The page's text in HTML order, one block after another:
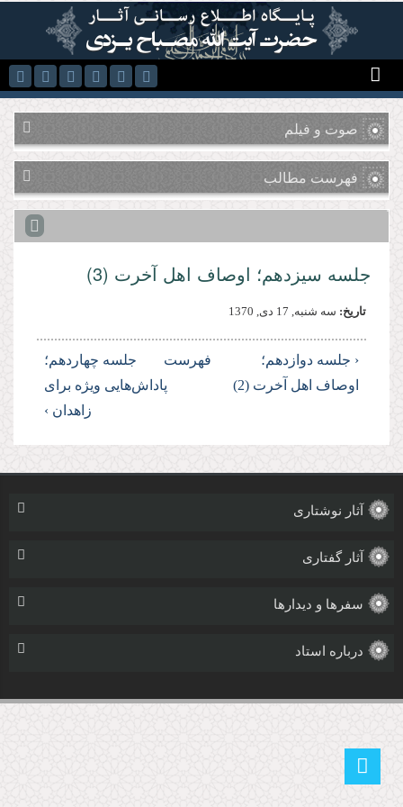
رفتن به محتوای اصلی
صوت و فیلم
فهرست مطالب
جلسه سيزدهم؛ اوصاف اهل آخرت (3)
تاریخ: سه شنبه, 17 دى, 1370
‹ جلسه دوازدهم؛
اوصاف اهل آخرت (2)
فهرست
جلسه چهاردهم؛
پاداش‌هایی ویژه برای
زاهدان ›
آثار نوشتاری
آثار گفتاری
سفرها و دیدارها
درباره استاد